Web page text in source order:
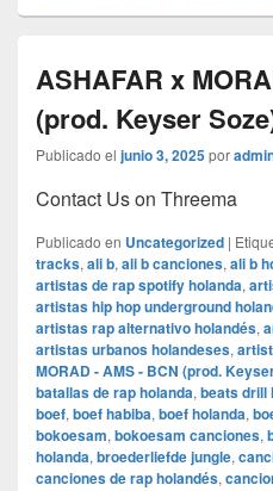
ASHAFAR x
(prod. Keyser
Publicado el junio 3, 2025por
Contact Us on Threema
Publicado en Uncategorized |
tracks, ali b, ali b canciones, ali b
artistas de rap spotify holanda,
artistas hip hop underground
artistas rap alternativo holandés,
artistas urbanos holandeses,
MORAD - AMS - BCN (prod.
batallas de rap holanda, beats drill
boef, boef habiba, boef holanda,
bokoesam, bokoesam canciones,
holanda, broederliefde jungle,
canciones de rap holandés,